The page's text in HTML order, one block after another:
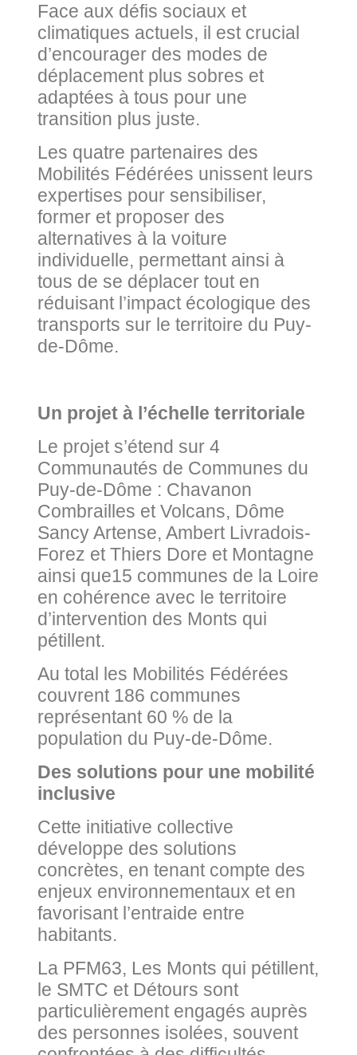
Face aux défis sociaux et
climatiques actuels, il est crucial
d’encourager des modes de
déplacement plus sobres et
adaptées à tous pour une
transition plus juste.
Les quatre partenaires des
Mobilités Fédérées unissent leurs
expertises pour sensibiliser,
former et proposer des
alternatives à la voiture
individuelle, permettant ainsi à
tous de se déplacer tout en
réduisant l’impact écologique des
transports sur le territoire du Puy-
de-Dôme.
Un projet à l’échelle territoriale
Le projet s’étend sur 4
Communautés de Communes du
Puy-de-Dôme : Chavanon
Combrailles et Volcans, Dôme
Sancy Artense, Ambert Livradois-
Forez et Thiers Dore et Montagne
ainsi que15 communes de la Loire
en cohérence avec le territoire
d’intervention des Monts qui
pétillent.
Au total les Mobilités Fédérées
couvrent 186 communes
représentant 60 % de la
population du Puy-de-Dôme.
Des solutions pour une mobilité
inclusive
Cette initiative collective
développe des solutions
concrètes, en tenant compte des
enjeux environnementaux et en
favorisant l’entraide entre
habitants.
La PFM63, Les Monts qui pétillent,
le SMTC et Détours sont
particulièrement engagés auprès
des personnes isolées, souvent